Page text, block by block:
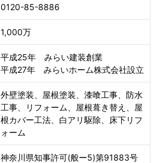
0120-85-8886
1,000万
平成25年 みらい建装創業
平成27年 みらいホーム株式会社設立
外壁塗装、屋根塗装、漆喰工事、防水
工事、リフォーム、屋根葺き替え、屋
根カバー工法、白アリ駆除、床下リフ
ォーム
神奈川県知事許可(般ー5)第91883号